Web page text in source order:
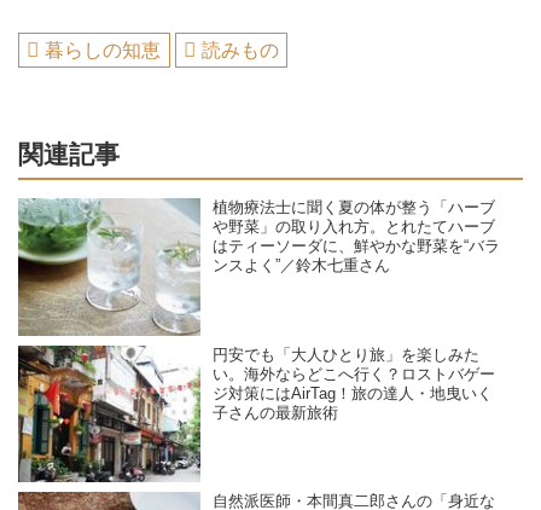
暮らしの知恵 読みもの
関連記事
植物療法士に聞く夏の体が整う「ハーブ
や野菜」の取り入れ方。とれたてハーブ
はティーソーダに、鮮やかな野菜を“バラ
ンスよく”／鈴木七重さん
円安でも「大人ひとり旅」を楽しみた
い。海外ならどこへ行く？ロストバゲー
ジ対策にはAirTag！旅の達人・地曳いく
子さんの最新旅術
自然派医師・本間真二郎さんの「身近な